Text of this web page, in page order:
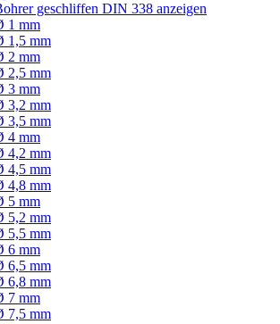
geschliffen DIN 338 anzeigen
1 mm
1,5 mm
2 mm
2,5 mm
3 mm
3,2 mm
3,5 mm
4 mm
4,2 mm
4,5 mm
4,8 mm
5 mm
5,2 mm
5,5 mm
6 mm
6,5 mm
6,8 mm
7 mm
7,5 mm